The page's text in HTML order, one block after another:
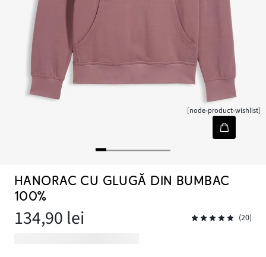
[node-product-wishlist]
HANORAC CU GLUGĂ DIN BUMBAC
100%
134,90 lei (20)